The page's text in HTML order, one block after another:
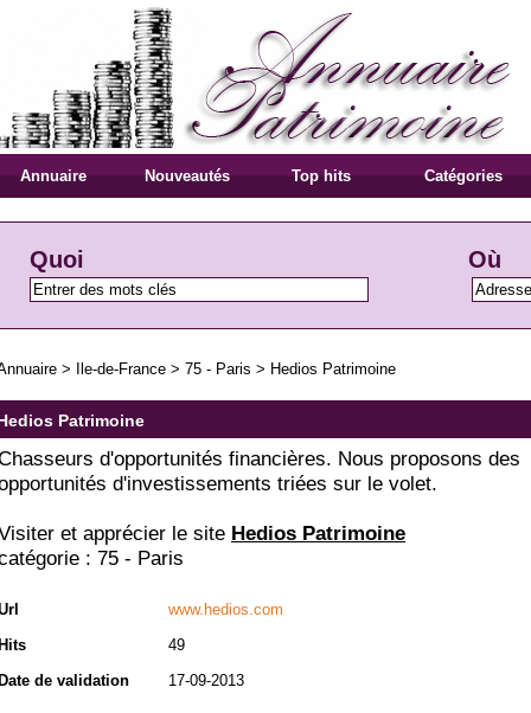
Annuaire Nouveautés Top hits Catégories
Quoi Où
> Ile-de-France > 75 - Paris > Hedios Patrimoine
Patrimoine
d'opportunités financières. Nous proposons des
d'investissements triées sur le volet.
et apprécier le site Hedios Patrimoine
: 75 - Paris
www.hedios.com
49
de validation
17-09-2013